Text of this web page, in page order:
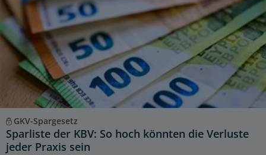
GKV-Spargesetz
Sparliste der KBV: So hoch könnten die Verluste
jeder Praxis sein